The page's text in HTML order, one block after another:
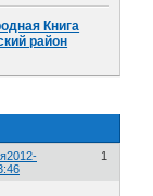
Книга
район
1
2012-